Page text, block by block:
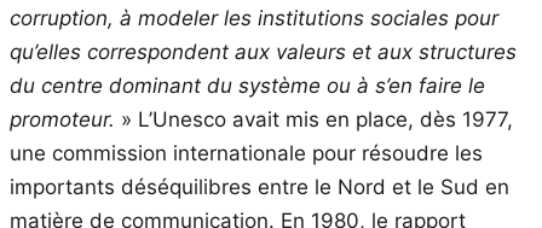
corruption, à modeler les institutions sociales pour
qu’elles correspondent aux valeurs et aux structures
du centre dominant du système ou à s’en faire le
promoteur. » L’Unesco avait mis en place, dès 1977,
une commission internationale pour résoudre les
importants déséquilibres entre le Nord et le Sud en
matière de communication. En 1980, le rapport